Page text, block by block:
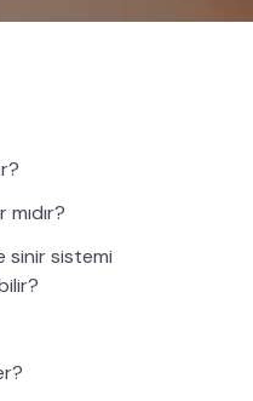
sinir sistemi